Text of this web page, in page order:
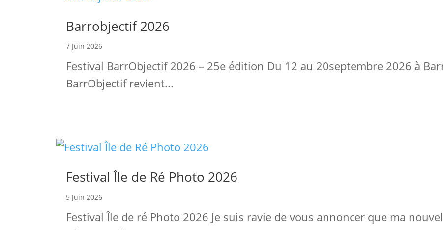
Barrobjectif 2026
7 Juin 2026
Festival BarrObjectif 2026 – 25e édition Du 12 au 20septembre 2026 à
BarrObjectif revient...
Festival Île de Ré Photo 2026
5 Juin 2026
Festival Île de ré Photo 2026 Je suis ravie de vous annoncer que ma